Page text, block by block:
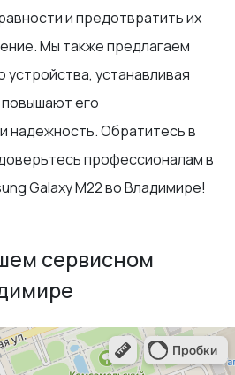
и предотвратить их
Мы также предлагаем
устанавливая
его
надежность. Обратитесь в
профессионалам в
Galaxy M22 во Владимире!
сервисном